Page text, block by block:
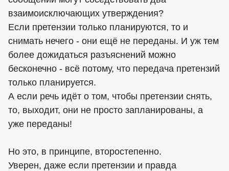
взаимоисключающих утверждения?
Если претензии только планируются, то и
снимать нечего - они ещё не переданы. И уж тем
более дожидаться разъяснений можно
бесконечно - всё потому, что передача претензий
только планируется.
А если речь идёт о том, чтобы претензии снять,
то, выходит, они не просто запланированы, а
уже переданы!
Но это, в принципе, второстепенно.
Уверен, даже если претензии и правда